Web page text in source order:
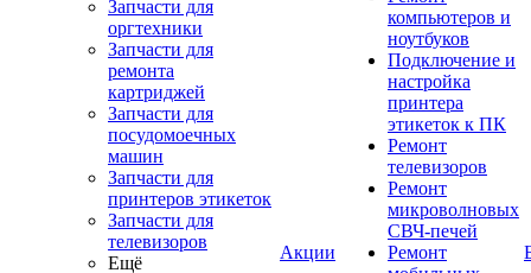
Запчасти для
оргтехники
Запчасти для
ремонта
картриджей
Запчасти для
посудомоечных
машин
Запчасти для
принтеров этикеток
Запчасти для
телевизоров
Ещё
Акции
компьютеров и
ноутбуков
Подключение и
настройка
принтера
этикеток к ПК
Ремонт
телевизоров
Ремонт
микроволновых
СВЧ-печей
Ремонт